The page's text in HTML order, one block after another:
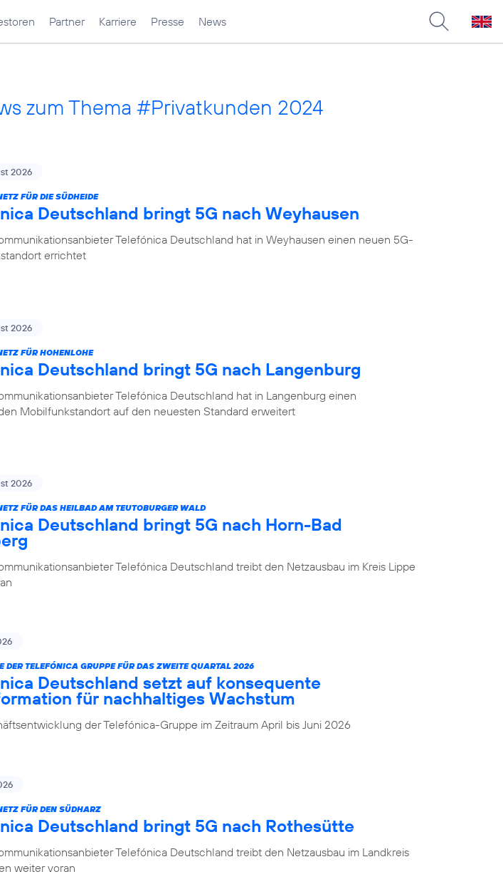
Partner Karriere Presse News
zum Thema #Privatkunden 2024
2026
FÜR DIE SÜDHEIDE
Deutschland bringt 5G nach Weyhausen
Telefónica Deutschland hat in Weyhausen einen neuen 5G-
errichtet
2026
FÜR HOHENLOHE
Deutschland bringt 5G nach Langenburg
Telefónica Deutschland hat in Langenburg einen
Mobilfunkstandort auf den neuesten Standard erweitert
2026
FÜR DAS HEILBAD AM TEUTOBURGER WALD
Deutschland bringt 5G nach Horn-Bad
Telefónica Deutschland treibt den Netzausbau im Kreis Lippe
DER TELEFÓNICA GRUPPE FÜR DAS ZWEITE QUARTAL 2026
Deutschland setzt auf konsequente
für nachhaltiges Wachstum
der Telefónica-Gruppe im Zeitraum April bis Juni 2026
FÜR DEN SÜDHARZ
Deutschland bringt 5G nach Rothesütte
Telefónica Deutschland treibt den Netzausbau im Landkreis
weiter voran